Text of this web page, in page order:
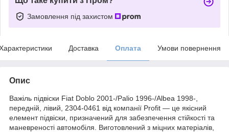
Замовлення під захистом
Доставка Оплата Умови повернення
Опис
Важіль підвіски Fiat Doblo 2001-/Palio 1996-/Albea 1998-,
передній, лівий, 2304-0461 від компанії Profit — це якісний
елемент підвіски, призначений для забезпечення стійкості та
маневреності автомобіля. Виготовлений з міцних матеріалів,